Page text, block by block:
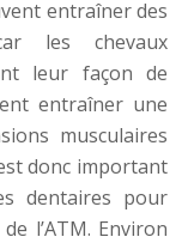
entraîner des
les chevaux
leur façon de
entraîner une
musculaires
donc important
dentaires pour
l’ATM. Environ